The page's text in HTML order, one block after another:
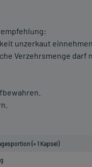
unzerkaut einnehmen.
Verzehrsmenge darf
(= 1 Kapsel)